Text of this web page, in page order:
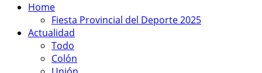
Home
Fiesta Provincial del Deporte 2025
Actualidad
Todo
Colón